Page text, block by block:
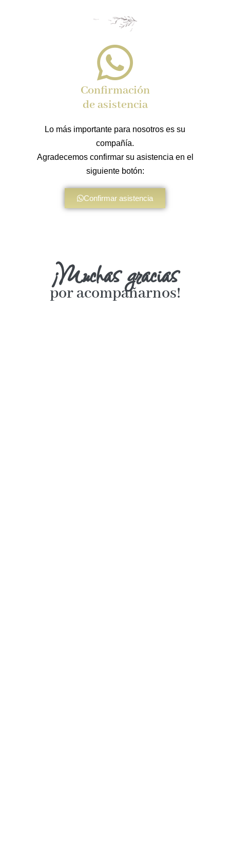
Confirmación
de asistencia
Lo más importante para nosotros es su
compañía.
Agradecemos confirmar su asistencia en el
siguiente botón:
Confirmar asistencia
¡Muchas gracias
por acompañarnos!